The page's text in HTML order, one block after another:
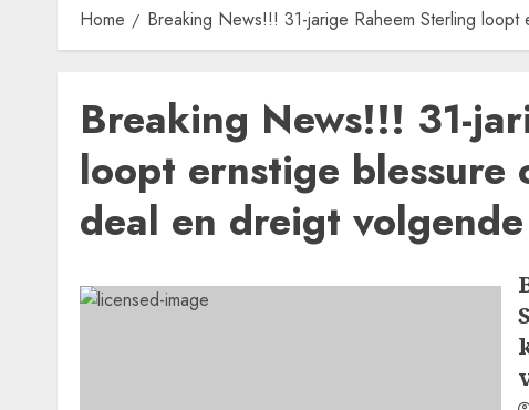
Home Breaking News!!! 31-jarige Raheem Sterling
Breaking News!!! 31-
loopt ernstige
deal en dreigt